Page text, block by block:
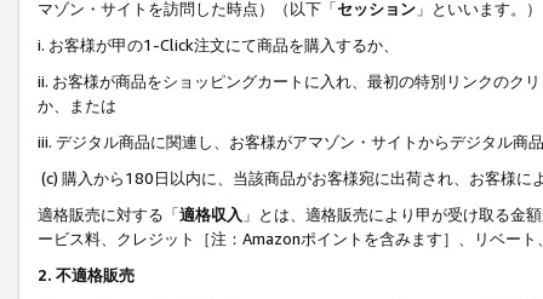
マゾン・サイトを訪問した時点）（以下「セッション 」といいます。
i. お客様が甲の1-Click注文にて商品を購入するか、
ii. お客様が商品をショッピングカートに入れ、最初の特別リンクのク
か、または
iii. デジタル商品に関連し、お客様がアマゾン・サイトからデジタル
(c) 購入から180日以内に、当該商品がお客様宛に出荷され、お客様
適格販売に対する「適格収入 」とは、適格販売により甲が受け取る金
ービス料、クレジット［注：Amazonポイントを含みます］、リベー
2. 不適格販売